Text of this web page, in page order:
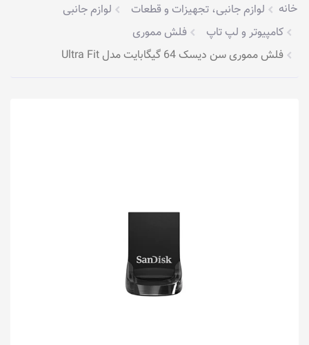
خانه لوازم جانبی، تجهیزات و قطعات
لوازم جانبی
کامپیوتر و لپ تاپ
فلش مموری
فلش مموری سن دیسک 64 گیگابایت مدل Ultra Fit